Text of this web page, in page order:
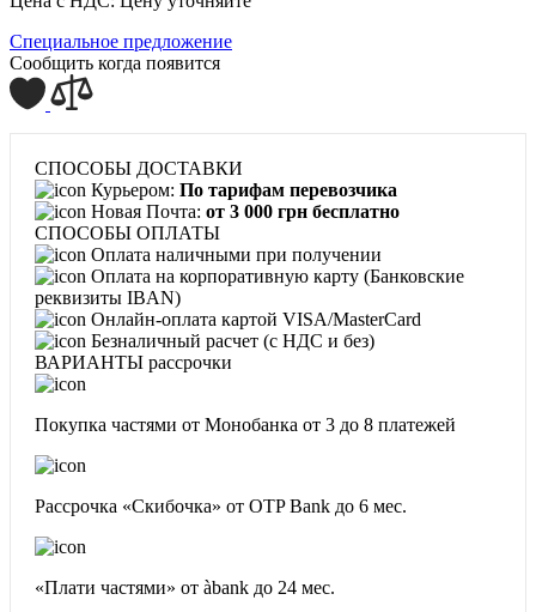
Специальное предложение
Сообщить когда появится
СПОСОБЫ ДОСТАВКИ
Курьером: По тарифам перевозчика
Новая Почта: от 3 000 грн бесплатно
СПОСОБЫ ОПЛАТЫ
Оплата наличными при получении
Оплата на корпоративную карту (Банковские
реквизиты IBAN)
Онлайн-оплата картой VISA/MasterCard
Безналичный расчет (с НДС и без)
ВАРИАНТЫ рассрочки
Покупка частями от Монобанка от 3 до 8 платежей
Рассрочка «Скибочка» от OTP Bank до 6 мес.
«Плати частями» от àbank до 24 мес.